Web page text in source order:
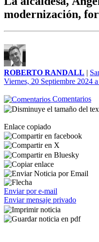
modernización,
ROBERTO RANDALL |
Viernes, 20 Septiembre 2024
Comentarios
Enlace copiado
Enviar por e-mail
Enviar mensaje privado